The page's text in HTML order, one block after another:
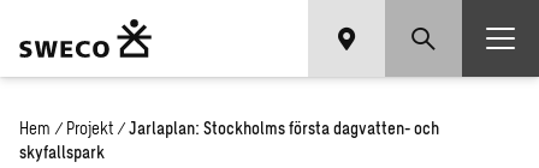
Hem / Projekt / Jarlaplan: Stockholms första dagvatten- och
skyfallspark